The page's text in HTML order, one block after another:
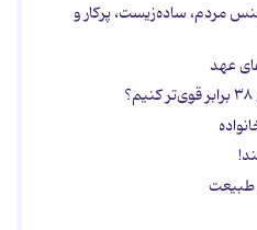
مردم، ساده‌زیست، پرکار و
عهد
طبیعت